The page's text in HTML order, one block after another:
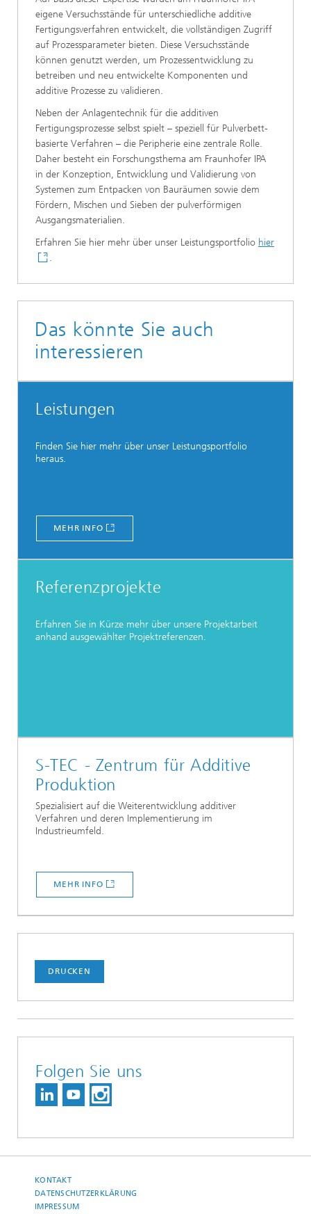
eigene Versuchsstände für unterschiedliche additive
Fertigungsverfahren entwickelt, die vollständigen Zugriff
auf Prozessparameter bieten. Diese Versuchsstände
können genutzt werden, um Prozessentwicklung zu
betreiben und neu entwickelte Komponenten und
additive Prozesse zu validieren.
Neben der Anlagentechnik für die additiven
Fertigungsprozesse selbst spielt – speziell für Pulverbett-
basierte Verfahren – die Peripherie eine zentrale Rolle.
Daher besteht ein Forschungsthema am Fraunhofer IPA
in der Konzeption, Entwicklung und Validierung von
Systemen zum Entpacken von Bauräumen sowie dem
Fördern, Mischen und Sieben der pulverförmigen
Ausgangsmaterialien.
Erfahren Sie hier mehr über unser Leistungsportfolio hier
.
Das könnte Sie auch
interessieren
Leistungen
Finden Sie hier mehr über unser Leistungsportfolio
heraus.
MEHR INFO
Referenzprojekte
Erfahren Sie in Kürze mehr über unsere Projektarbeit
anhand ausgewählter Projektreferenzen.
S-TEC - Zentrum für Additive
Produktion
Spezialisiert auf die Weiterentwicklung additiver
Verfahren und deren Implementierung im
Industrieumfeld.
MEHR INFO
DRUCKEN
Folgen Sie uns
KONTAKT
DATENSCHUTZERKLÄRUNG
IMPRESSUM